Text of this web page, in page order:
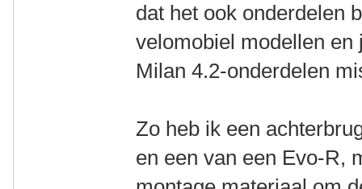
dat het ook onderdelen
velomobiel modellen
Milan 4.2-onderdelen
Zo heb ik een
en een van een Evo-R,